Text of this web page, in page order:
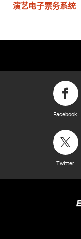
演艺电子票务系统
Facebook
Twitter